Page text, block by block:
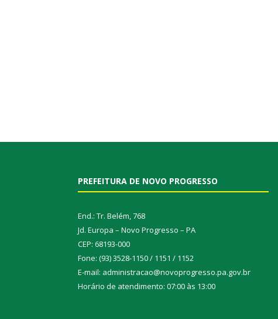
PREFEITURA DE NOVO PROGRESSO
End.: Tr. Belém, 768
Jd. Europa – Novo Progresso – PA
CEP: 68193-000
Fone: (93) 3528-1150 / 1151 / 1152
E-mail: administracao@novoprogresso.pa.gov.br
Horário de atendimento: 07:00 às 13:00